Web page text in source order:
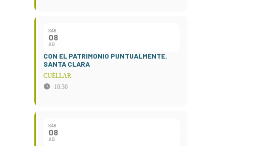
SÁB
08
AG
CON EL PATRIMONIO PUNTUALMENTE.
SANTA CLARA
CUÉLLAR
10:30
SÁB
08
AG